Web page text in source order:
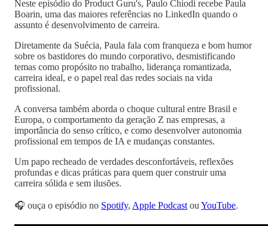
Neste episódio do Product Guru's, Paulo Chiodi recebe Paula
Boarin, uma das maiores referências no LinkedIn quando o
assunto é desenvolvimento de carreira.
Diretamente da Suécia, Paula fala com franqueza e bom humor
sobre os bastidores do mundo corporativo, desmistificando
temas como propósito no trabalho, liderança romantizada,
carreira ideal, e o papel real das redes sociais na vida
profissional.
A conversa também aborda o choque cultural entre Brasil e
Europa, o comportamento da geração Z nas empresas, a
importância do senso crítico, e como desenvolver autonomia
profissional em tempos de IA e mudanças constantes.
Um papo recheado de verdades desconfortáveis, reflexões
profundas e dicas práticas para quem quer construir uma
carreira sólida e sem ilusões.
🎧 ouça o episódio no Spotify, Apple Podcast ou YouTube.